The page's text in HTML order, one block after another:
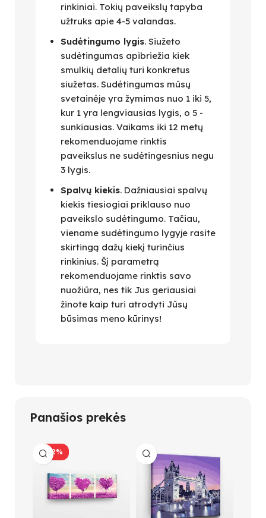
rinkiniai. Tokių paveikslų tapyba
užtruks apie 4-5 valandas.
Sudėtingumo lygis. Siužeto
sudėtingumas apibriežia kiek
smulkių detalių turi konkretus
siužetas. Sudėtingumas mūsų
svetainėje yra žymimas nuo 1 iki 5,
kur 1 yra lengviausias lygis, o 5 -
sunkiausias. Vaikams iki 12 metų
rekomenduojame rinktis
paveikslus ne sudėtingesnius negu
3 lygis.
Spalvų kiekis. Dažniausiai spalvų
kiekis tiesiogiai priklauso nuo
paveikslo sudėtingumo. Tačiau,
viename sudėtingumo lygyje rasite
skirtingą dažų kiekį turinčius
rinkinius. Šį parametrą
rekomenduojame rinktis savo
nuožiūra, nes tik Jus geriausiai
žinote kaip turi atrodyti Jūsų
būsimas meno kūrinys!
Panašios prekės
-42%